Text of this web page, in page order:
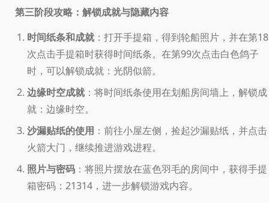
第三阶段攻略：解锁成就与隐藏内容
时间纸条和成就 ：打开手提箱，得到轮船照片，并在第18
次点击手提箱时获得时间纸条。在第99次点击白色鸽子
时，可以解锁成就：光阴似箭。
边缘时空成就 ：将时间纸条使用在划船房间墙上，解锁成
就：边缘时空。
沙漏贴纸的使用 ：前往小屋左侧，捡起沙漏贴纸，并点击
火箭大门，继续推进游戏进程。
照片与密码 ：将照片摆放在蓝色羽毛的房间中，获得手提
箱密码：21314，进一步解锁游戏内容。